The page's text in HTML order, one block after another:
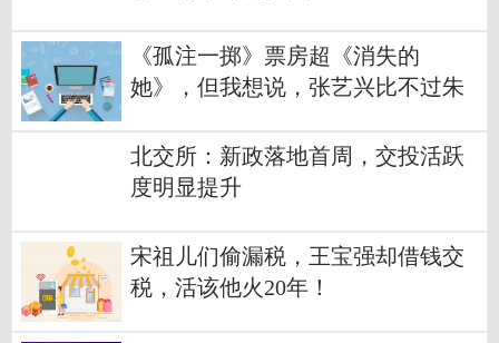
《孤注一掷》票房超《消失的
她》，但我想说，张艺兴比不过朱
北交所：新政落地首周，交投活跃
度明显提升
宋祖儿们偷漏税，王宝强却借钱交
税，活该他火20年！